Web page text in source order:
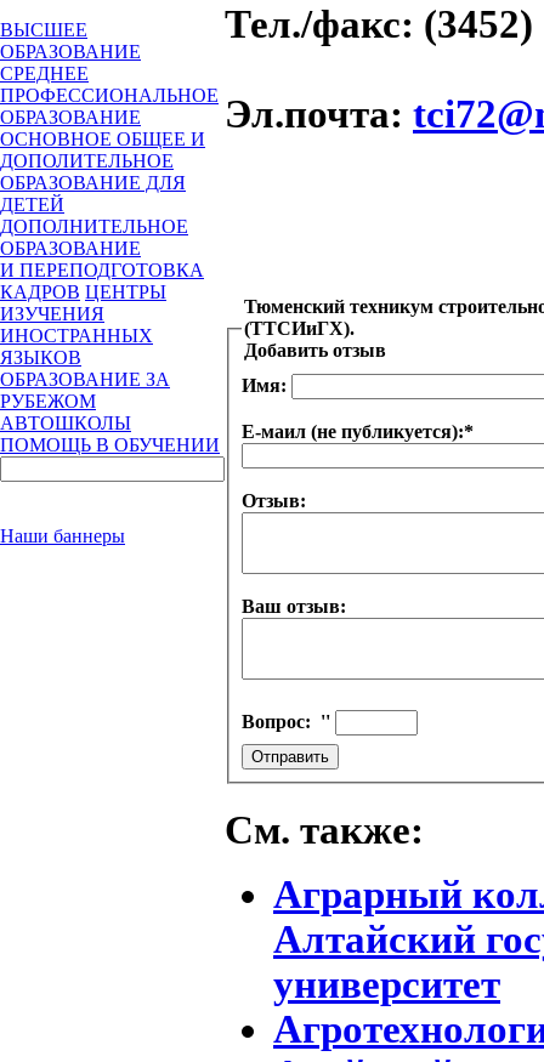
ВЫСШЕЕ
ОБРАЗОВАНИЕ
СРЕДНЕЕ
ПРОФЕССИОНАЛЬНОЕ
ОБРАЗОВАНИЕ
ОСНОВНОЕ ОБЩЕЕ И
ДОПОЛИТЕЛЬНОЕ
ОБРАЗОВАНИЕ ДЛЯ
ДЕТЕЙ
ДОПОЛНИТЕЛЬНОЕ
ОБРАЗОВАНИЕ
И ПЕРЕПОДГОТОВКА
КАДРОВ ЦЕНТРЫ
ИЗУЧЕНИЯ
ИНОСТРАННЫХ
ЯЗЫКОВ
ОБРАЗОВАНИЕ ЗА
РУБЕЖОМ
АВТОШКОЛЫ
ПОМОЩЬ В ОБУЧЕНИИ
Наши баннеры
Тел./факс: (3452)
Эл.почта:
Тюменский техникум
(ТТСИиГХ).
Добавить отзыв
Имя:
Е-маил (не публикуется):*
Отзыв:
Ваш отзыв:
Вопрос: ''
См. также:
Аграрный
Алтайский
университет